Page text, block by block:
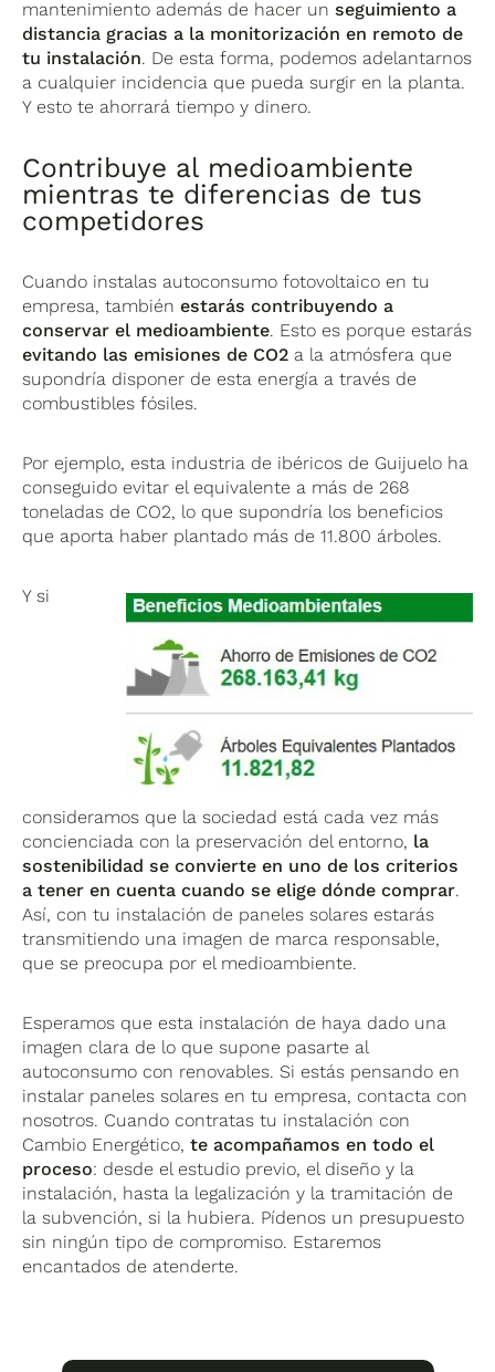
mantenimiento además de hacer unseguimiento a
distancia gracias a la monitorización en remoto de
tu instalación. De esta forma, podemos adelantarnos
a cualquier incidencia que pueda surgir en la planta.
Y esto te ahorrará tiempo y dinero.
Contribuye al medioambiente
mientras te diferencias de tus
competidores
Cuando instalas autoconsumo fotovoltaico en tu
empresa, tambiénestarás contribuyendo a
conservar el medioambiente. Esto es porque estarás
evitando las emisiones de CO2 a la atmósfera que
supondría disponer de esta energía a través de
combustibles fósiles.
Por ejemplo, esta industria de ibéricos de Guijuelo ha
conseguido evitar el equivalente a más de 268
toneladas de CO2, lo que supondría los beneficios
que aporta haber plantado más de 11.800 árboles.
Y si
consideramos que la sociedad está cada vez más
concienciada con la preservación del entorno, la
sostenibilidad se convierte en uno de los criterios
a tener en cuenta cuando se elige dónde comprar.
Así, con tu instalación de paneles solares estarás
transmitiendo una imagen de marca responsable,
que se preocupa por el medioambiente.
Esperamos que esta instalación de haya dado una
imagen clara de lo que supone pasarte al
autoconsumo con renovables. Si estás pensando en
instalar paneles solares en tu empresa, contacta con
nosotros. Cuando contratas tu instalación con
Cambio Energético,te acompañamos en todo el
proceso: desde el estudio previo, el diseño y la
instalación, hasta la legalización y la tramitación de
la subvención, si la hubiera. Pídenos un presupuesto
sin ningún tipo de compromiso. Estaremos
encantados de atenderte.